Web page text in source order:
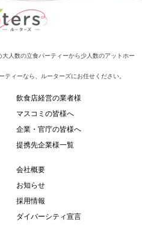
人数の立食パーティーから少人数のアットホー
ィーなら、ルーターズにお任せください。
飲食店経営の業者様
マスコミの皆様へ
企業・官庁の皆様へ
提携先企業様一覧
会社概要
お知らせ
採用情報
ダイバーシティ宣言